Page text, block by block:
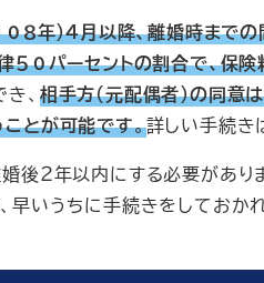
０８年）４月以降、離婚時ま
５０パーセントの割合で、保
、 相手方（元配偶者）の同意
とが可能です。詳しい手続き
後２年以内にする必要があ
早いうちに手続きをしてお